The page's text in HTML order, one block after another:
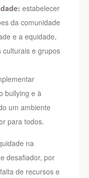
estabelecer
da comunidade
e a equidade,
culturais e grupos
bullying e à
um ambiente
para todos.
na
desafiador, por
de recursos e